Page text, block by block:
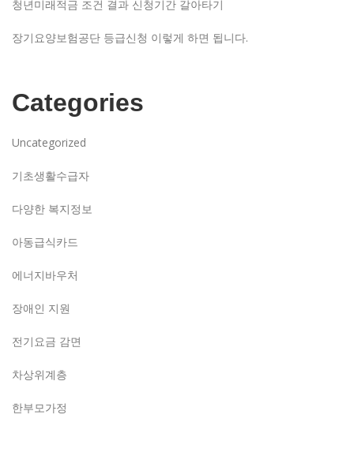
청년미래적금 조건 결과 신청기간 갈아타기
장기요양보험공단 등급신청 이렇게 하면 됩니다.
Categories
Uncategorized
기초생활수급자
다양한 복지정보
아동급식카드
에너지바우처
장애인 지원
전기요금 감면
차상위계층
한부모가정